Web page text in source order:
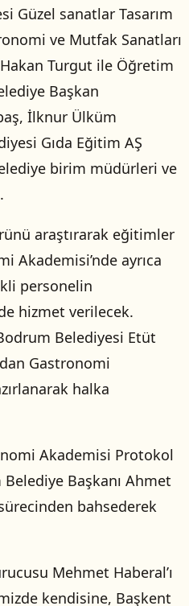
Güzel sanatlar Tasarım
ve Mutfak Sanatları
Turgut ile Öğretim
Başkan
İlknur Ülküm
Gıda Eğitim AŞ
birim müdürleri ve
araştırarak eğitimler
Akademisi’nde ayrıca
personelin
hizmet verilecek.
Belediyesi Etüt
Gastronomi
halka
Akademisi Protokol
Başkanı Ahmet
bahsederek
Mehmet Haberal’ı
kendisine, Başkent